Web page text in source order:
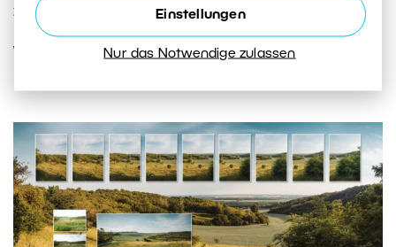
Einstellungen
Nur das Notwendige zulassen
zwischen verschiedenen Werkzeugen.
WEITERLESEN